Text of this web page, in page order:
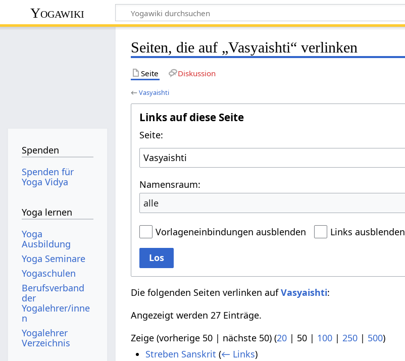
Yogawiki
Seiten, die auf „Vasyaishti“ verlinken
Seite Diskussion
←Vasyaishti
Links auf diese Seite
Seite:
Namensraum:
alle
Vorlageneinbindungen ausblenden Links ausblenden
Los
Die folgenden Seiten verlinken aufVasyaishti:
Angezeigt werden 27 Einträge.
Zeige (vorherige 50 | nächste 50) (20 | 50 | 100 |250 | 500)
Streben Sanskrit (← Links)
Spenden
Spenden für
Yoga Vidya
Yoga lernen
Yoga
Ausbildung
Yoga Seminare
Yogaschulen
Berufsverband
der
Yogalehrer/inne
n
Yogalehrer
Verzeichnis